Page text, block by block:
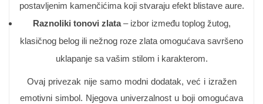
postavljenim kamenčićima koji stvaraju efekt blistave aure.
Raznoliki tonovi zlata– izbor između toplog žutog,
klasičnog belog ili nežnog roze zlata omogućava savršeno
uklapanje sa vašim stilom i karakterom.
Ovaj privezak nije samo modni dodatak, već i izražen
emotivni simbol. Njegova univerzalnost u boji omogućava